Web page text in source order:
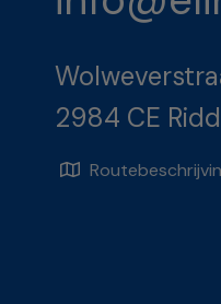
2984 CE